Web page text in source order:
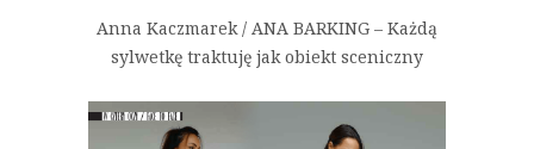
Anna Kaczmarek / ANA BARKING – Każdą
sylwetkę traktuję jak obiekt sceniczny